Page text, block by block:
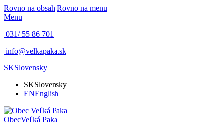
Rovno na obsah Rovno na menu
Menu
031/ 55 86 701
info@velkapaka.sk
SKSlovensky
SKSlovensky
ENEnglish
ObecVeľká Paka